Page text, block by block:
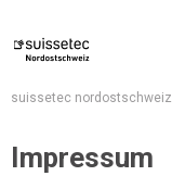
suissetec nordostschweiz
Impressum